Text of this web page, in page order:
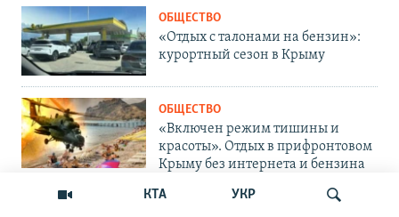
КТА УКР
ОБЩЕСТВО
«Отдых с талонами на бензин»:
курортный сезон в Крыму
ОБЩЕСТВО
«Включен режим тишины и
красоты». Отдых в прифронтовом
Крыму без интернета и бензина